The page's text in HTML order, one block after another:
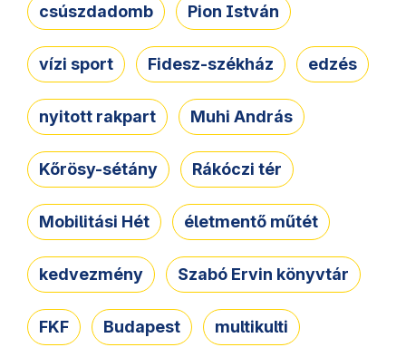
csúszdadomb Pion István
vízi sport Fidesz-székház edzés
nyitott rakpart Muhi András
Kőrösy-sétány Rákóczi tér
Mobilitási Hét életmentő műtét
kedvezmény Szabó Ervin könyvtár
FKF Budapest multikulti